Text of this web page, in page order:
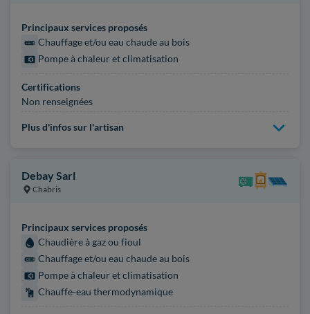
Principaux services proposés
Chauffage et/ou eau chaude au bois
Pompe à chaleur et climatisation
Certifications
Non renseignées
Plus d'infos sur l'artisan
Debay Sarl
Chabris
Principaux services proposés
Chaudière à gaz ou fioul
Chauffage et/ou eau chaude au bois
Pompe à chaleur et climatisation
Chauffe-eau thermodynamique